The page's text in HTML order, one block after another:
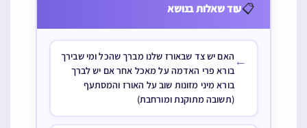
שאלות קשורות